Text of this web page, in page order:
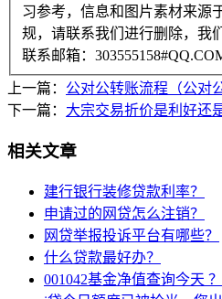
习参考，信息和图片素材来源
规，请联系我们进行删除，我
联系邮箱：
上一篇： 公对公转账流程（公对
下一篇： 大宗交易折价是利好还
相关文章
建行银行装修贷款利率？
申请过的网贷怎么注销？
网贷举报投诉平台有哪些？
什么贷款最好办？
001042基金净值查询今天 ？